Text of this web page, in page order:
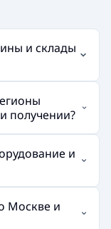
и склады
получении?
и
Москве и